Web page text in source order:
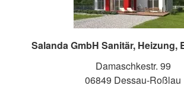
Salanda GmbH Sanitär, Heizung,
Damaschkestr. 99
06849 Dessau-Roßlau